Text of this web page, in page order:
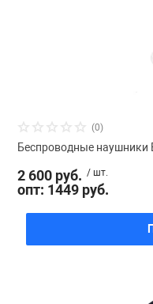
(0)
Беспроводные наушники
2 600 руб. / шт.
опт: 1449 руб.